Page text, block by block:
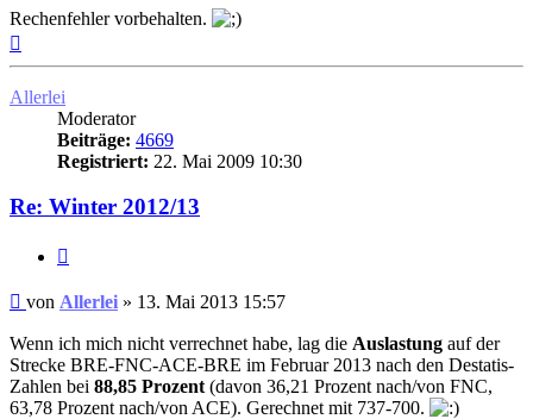
Rechenfehler vorbehalten.
Allerlei
Moderator
Beiträge: 4669
Registriert: 22. Mai 2009 10:30
Re: Winter 2012/13
Ungelesener
von Allerlei » 13. Mai 2013 15:57
Wenn ich mich nicht verrechnet habe, lag die Auslastung auf der
Strecke BRE-FNC-ACE-BRE im Februar 2013 nach den Destatis-
Zahlen bei 88,85 Prozent (davon 36,21 Prozent nach/von FNC,
63,78 Prozent nach/von ACE). Gerechnet mit 737-700.